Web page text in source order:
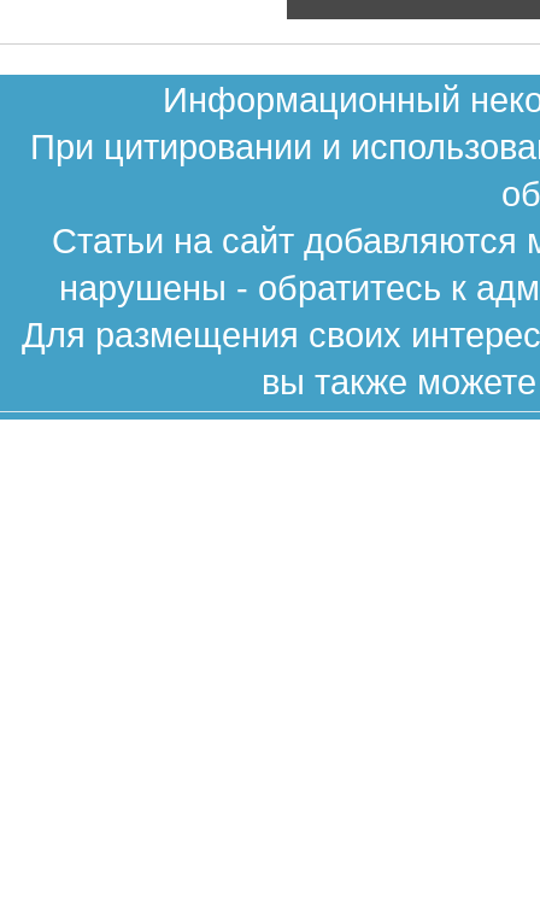
Информационный
При цитировании и
Статьи на сайт
нарушены - обратитесь к
Для размещения своих
вы также